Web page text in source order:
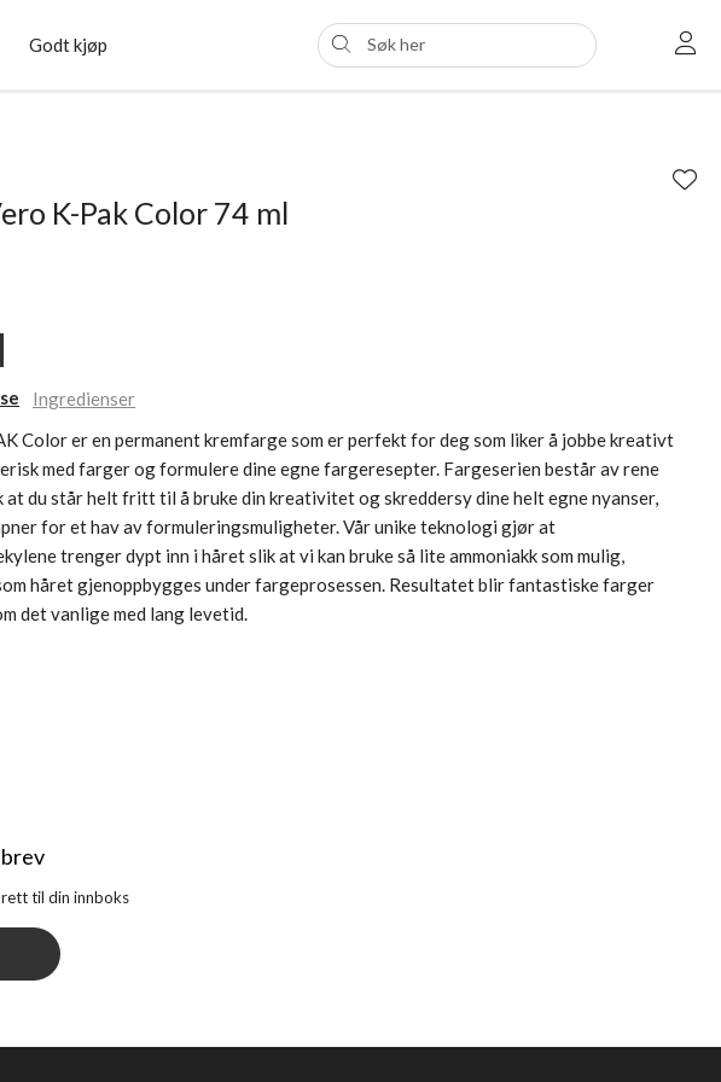
Godt kjøp
K-Pak Color 74 ml
Ingredienser
Color er en permanent kremfarge som er perfekt for deg som liker å jobbe kreativt
med farger og formulere dine egne fargeresepter. Fargeserien består av rene
at du står helt fritt til å bruke din kreativitet og skreddersy dine helt egne nyanser,
for et hav av formuleringsmuligheter. Vår unike teknologi gjør at
trenger dypt inn i håret slik at vi kan bruke så lite ammoniakk som mulig,
håret gjenoppbygges under fargeprosessen. Resultatet blir fantastiske farger
det vanlige med lang levetid.
rett til din innboks